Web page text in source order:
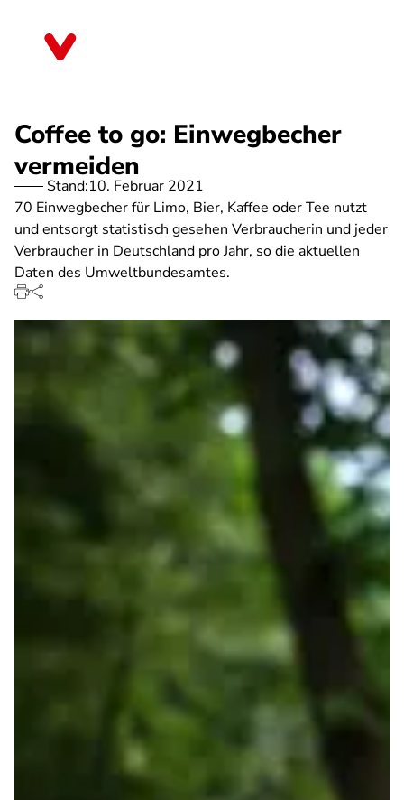
Coffee to go: Einwegbecher
vermeiden
Stand:10. Februar 2021
70 Einwegbecher für Limo, Bier, Kaffee oder Tee nutzt
und entsorgt statistisch gesehen Verbraucherin und jeder
Verbraucher in Deutschland pro Jahr, so die aktuellen
Daten des Umweltbundesamtes.